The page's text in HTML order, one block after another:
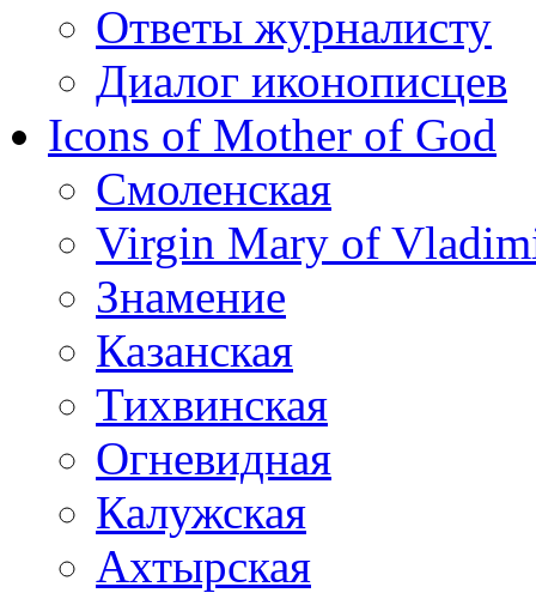
Ответы журналисту
Диалог иконописцев
Icons of Mother of God
Смоленская
Virgin Mary of
Знамение
Казанская
Тихвинская
Огневидная
Калужская
Ахтырская